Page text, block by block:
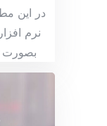
در این
نرم
بصورت